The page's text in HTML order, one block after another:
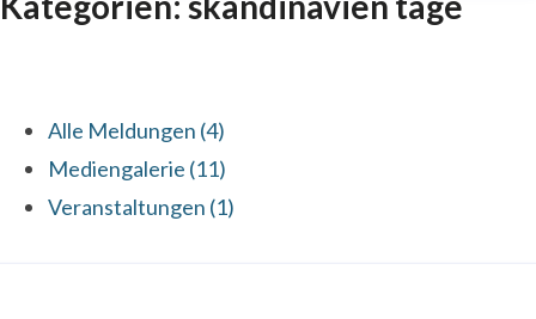
Alle Meldungen (4)
Mediengalerie (11)
Veranstaltungen (1)